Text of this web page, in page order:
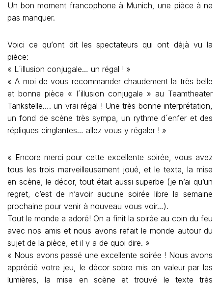
Un bon moment francophone à Munich, une pièce à ne
pas manquer.
Voici ce qu’ont dit les spectateurs qui ont déjà vu la
pièce:
« L´illusion conjugale… un régal ! »
« A moi de vous recommander chaudement la très belle
et bonne pièce « l´illusion conjugale » au Teamtheater
Tankstelle…. un vrai régal ! Une très bonne interprétation,
un fond de scène très sympa, un rythme d´enfer et des
répliques cinglantes… allez vous y régaler ! »
« Encore merci pour cette excellente soirée, vous avez
tous les trois merveilleusement joué, et le texte, la mise
en scène, le décor, tout était aussi superbe (je n’ai qu’un
regret, c’est de n’avoir aucune soirée libre la semaine
prochaine pour venir à nouveau vous voir…).
Tout le monde a adoré! On a finit la soirée au coin du feu
avec nos amis et nous avons refait le monde autour du
sujet de la pièce, et il y a de quoi dire. »
« Nous avons passé une excellente soirée ! Nous avons
apprécié votre jeu, le décor sobre mis en valeur par les
lumières, la mise en scène et trouvé le texte très